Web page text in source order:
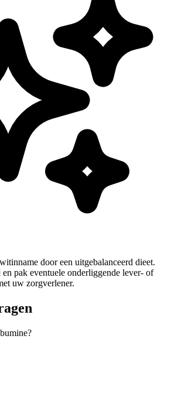
door een uitgebalanceerd dieet.
pak eventuele onderliggende lever- of
uw zorgverlener.